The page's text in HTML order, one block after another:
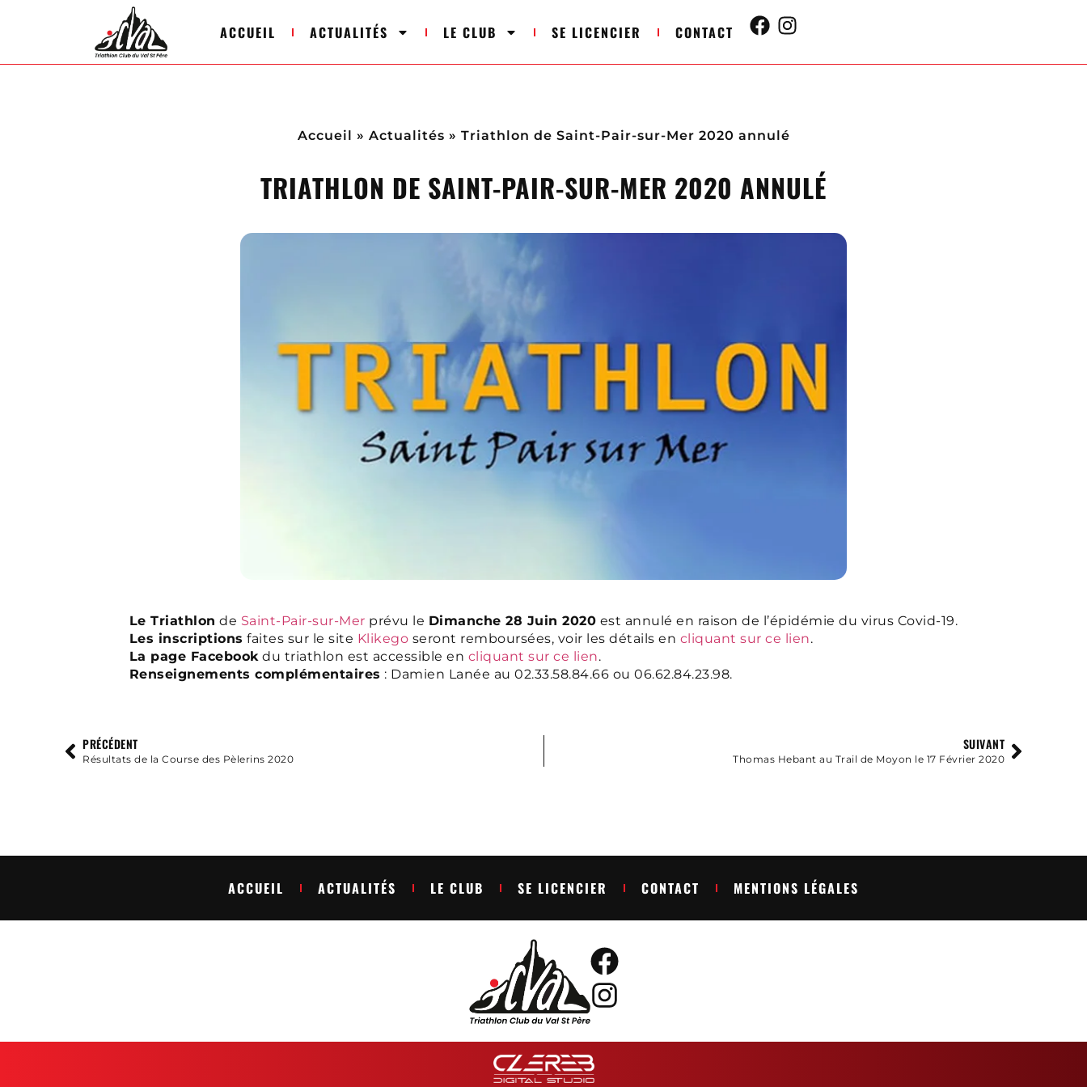
ACCUEIL ACTUALITÉS LE CLUB SE LICENCIER CONTACT
Accueil » Actualités » Triathlon de Saint-Pair-sur-Mer 2020 annulé
TRIATHLON DE SAINT-PAIR-SUR-MER 2020 ANNULÉ
Le Triathlon de Saint-Pair-sur-Mer prévu le Dimanche 28 Juin 2020 est annulé en raison de l’épidémie du virus Covid-19.
Les inscriptions faites sur le site Klikego seront remboursées, voir les détails en cliquant sur ce lien.
La page Facebookdu triathlon est accessible en cliquant sur ce lien.
Renseignements complémentaires : Damien Lanée au 02.33.58.84.66 ou 06.62.84.23.98.
PRÉCÉDENT
Résultats de la Course des Pèlerins 2020
SUIVANT
Thomas Hebant au Trail de Moyon le 17 Février 2020
ACCUEIL ACTUALITÉS LE CLUB SE LICENCIER CONTACT MENTIONS LÉGALES